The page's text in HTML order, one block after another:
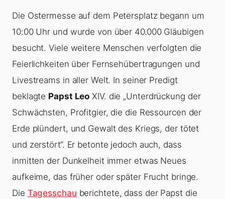
Die Ostermesse auf dem Petersplatz begann um
10:00 Uhr und wurde von über 40.000 Gläubigen
besucht. Viele weitere Menschen verfolgten die
Feierlichkeiten über Fernsehübertragungen und
Livestreams in aller Welt. In seiner Predigt
beklagte Papst Leo XIV. die „Unterdrückung der
Schwächsten, Profitgier, die die Ressourcen der
Erde plündert, und Gewalt des Kriegs, der tötet
und zerstört“. Er betonte jedoch auch, dass
inmitten der Dunkelheit immer etwas Neues
aufkeime, das früher oder später Frucht bringe.
Die Tagesschau berichtete, dass der Papst die